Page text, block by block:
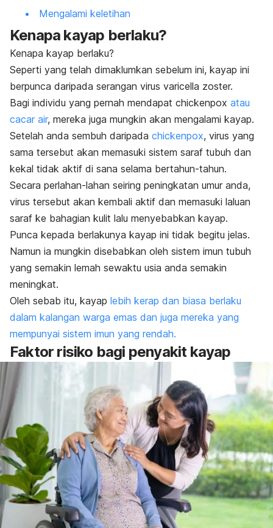
Mengalami keletihan
Kenapa kayap berlaku?
Kenapa kayap berlaku?
Seperti yang telah dimaklumkan sebelum ini, kayap ini
berpunca daripada serangan virus varicella zoster.
Bagi individu yang pernah mendapat chickenpox atau
cacar air, mereka juga mungkin akan mengalami kayap.
Setelah anda sembuh daripada chickenpox, virus yang
sama tersebut akan memasuki sistem saraf tubuh dan
kekal tidak aktif di sana selama bertahun-tahun.
Secara perlahan-lahan seiring peningkatan umur anda,
virus tersebut akan kembali aktif dan memasuki laluan
saraf ke bahagian kulit lalu menyebabkan kayap.
Punca kepada berlakunya kayap ini tidak begitu jelas.
Namun ia mungkin disebabkan oleh sistem imun tubuh
yang semakin lemah sewaktu usia anda semakin
meningkat.
Oleh sebab itu, kayap lebih kerap dan biasa berlaku
dalam kalangan warga emas dan juga mereka yang
mempunyai sistem imun yang rendah.
Faktor risiko bagi penyakit kayap